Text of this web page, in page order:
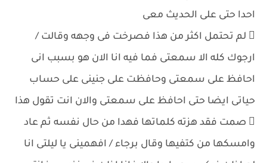
احدا حتى على الحديث معى
 لم تحتمل اكثر من هذا فصرخت فى وجهه وقالت /
ارجوك كله الا سمعتى فما فيه انا الان هو بسبب انى
احافظ على سمعتى وحافظت على جنينى على حساب
حياتى ايضا حتى احافظ على سمعتى والان انت تقول هذا
 صمت فقد هزته كلماتها فهدا من حال نفسه ثم عاد
وامسكها من كتفيها وقال برجاء / افهمينى يا ليلتى انا